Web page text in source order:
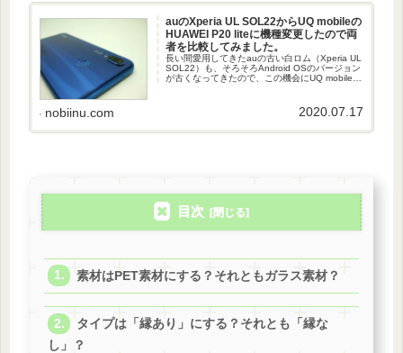
auのXperia UL SOL22からUQ mobileの
HUAWEI P20 liteに機種変更したので両
者を比較してみました。
長い間愛用してきたauの古い白ロム（Xperia UL
SOL22）も、そろそろAndroid OSのバージョン
が古くなってきたので、この機会にUQ mobileの
nobiinu.com 2020.07.17
目次
素材はPET素材にする？それともガラス素材？
タイプは「縁あり」にする？それとも「縁な
し」？